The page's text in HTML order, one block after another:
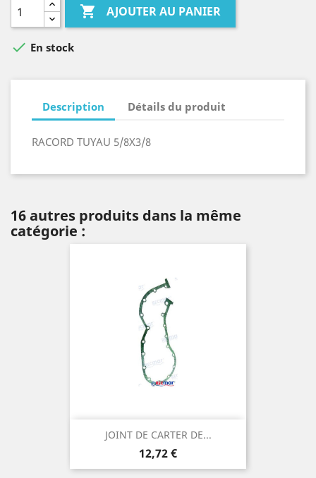
 AJOUTER AU PANIER
 En stock
Description Détails du produit
RACORD TUYAU 5/8X3/8
16 autres produits dans la même
catégorie :
JOINT DE CARTER DE...
Prix
12,72 €